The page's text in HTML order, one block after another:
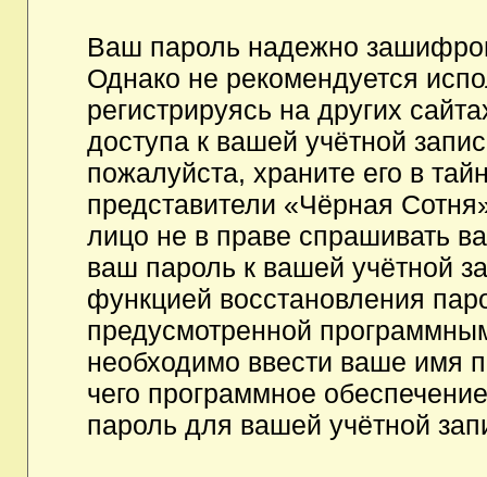
Ваш пароль надежно
Однако не рекомендуется
регистрируясь на других
доступа к вашей учётной
пожалуйста, храните его в
представители «Чёрная
лицо не в праве спрашивать
ваш пароль к вашей учётной
функцией восстановления
предусмотренной
необходимо ввести ваше имя
чего программное
пароль для вашей учётной